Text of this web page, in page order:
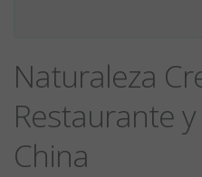
Naturaleza
Restaurante
China